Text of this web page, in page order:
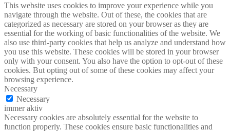
This website uses cookies to improve your experience while you
navigate through the website. Out of these, the cookies that are
categorized as necessary are stored on your browser as they are
essential for the working of basic functionalities of the website. We
also use third-party cookies that help us analyze and understand how
you use this website. These cookies will be stored in your browser
only with your consent. You also have the option to opt-out of these
cookies. But opting out of some of these cookies may affect your
browsing experience.
Necessary
Necessary
immer aktiv
Necessary cookies are absolutely essential for the website to
function properly. These cookies ensure basic functionalities and